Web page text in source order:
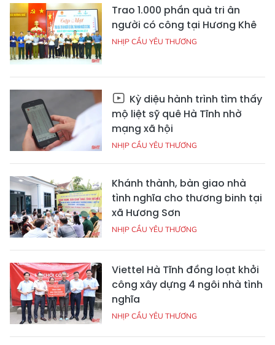
Trao 1.000 phần quà tri ân
người có công tại Hương Khê
NHỊP CẦU YÊU THƯƠNG
Kỳ diệu hành trình tìm thấy
mộ liệt sỹ quê Hà Tĩnh nhờ
mạng xã hội
NHỊP CẦU YÊU THƯƠNG
Khánh thành, bàn giao nhà
tình nghĩa cho thương binh tại
xã Hương Sơn
NHỊP CẦU YÊU THƯƠNG
Viettel Hà Tĩnh đồng loạt khởi
công xây dựng 4 ngôi nhà tình
nghĩa
NHỊP CẦU YÊU THƯƠNG